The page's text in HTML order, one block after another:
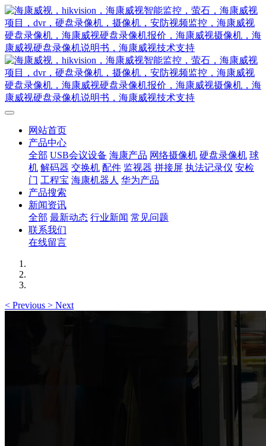
网站首页
产品中心
全部 USB会议设备 海康产品 网络摄像机 硬盘录像机 球
机 解码器 交换机 配件 监视器 拼接屏 执法记录仪 安检
门 工程宝 海康机器人 华为产品
产品搜索
新闻资讯
全部 最新动态 行业新闻 常见问题
联系我们
在线留言
< Previous > Next